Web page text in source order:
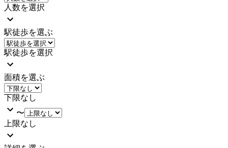
人数を選択
駅徒歩を選ぶ
駅徒歩を選択
面積を選ぶ
下限なし
〜
上限なし